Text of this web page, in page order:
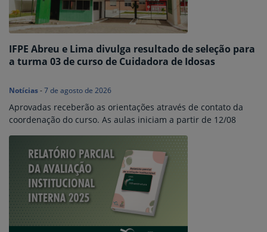
IFPE Abreu e Lima divulga resultado de seleção para
a turma 03 de curso de Cuidadora de Idosas
Notícias-7 de agosto de 2026
Aprovadas receberão as orientações através de contato da
coordenação do curso. As aulas iniciam a partir de 12/08